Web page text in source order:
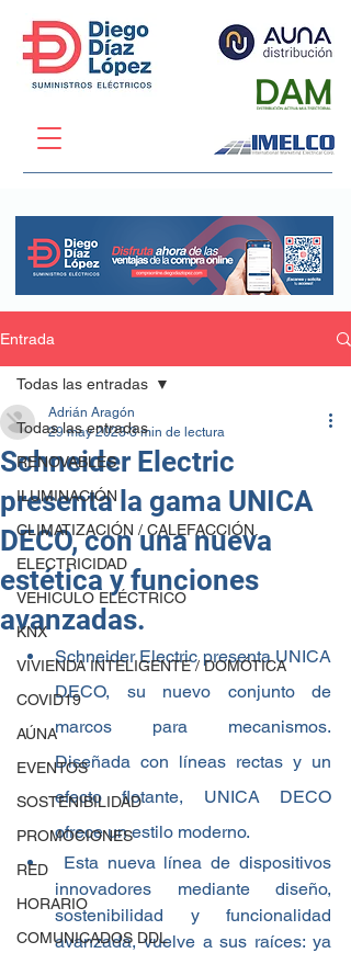
Entrada
Todas las entradas
RENOVABLES
ILUMINACIÓN
CLIMATIZACIÓN / CALEFACCIÓN.
ELECTRICIDAD
VEHICULO ELÉCTRICO
KNX
VIVIENDA INTELIGENTE / DOMÓTICA
COVID19
AÚNA
EVENTOS
SOSTENIBILIDAD
PROMOCIONES
RED
HORARIO
COMUNICADOS DDL
Todas las entradas
Schneider Electric
presenta la gama UNICA
DECO, con una nueva
estética y funciones
avanzadas.
Adrián Aragón
29 may 2023 3 min de lectura
Schneider Electric presenta UNICA
DECO, su nuevo conjunto de
marcos para mecanismos.
Diseñada con líneas rectas y un
efecto flotante, UNICA DECO
ofrece un estilo moderno.
innovadores mediante diseño,
sostenibilidad y funcionalidad
avanzada, vuelve a sus raíces: ya